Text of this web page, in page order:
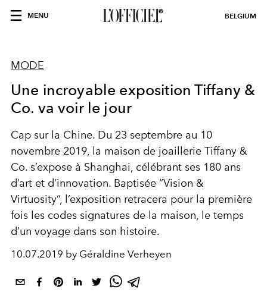
MENU BELGIUM
MODE
Une incroyable exposition Tiffany &
Co. va voir le jour
Cap sur la Chine. Du 23 septembre au 10
novembre 2019, la maison de joaillerie Tiffany &
Co. s’expose à Shanghai, célébrant ses 180 ans
d’art et d’innovation. Baptisée “Vision &
Virtuosity”, l’exposition retracera pour la première
fois les codes signatures de la maison, le temps
d’un voyage dans son histoire.
10.07.2019 by Géraldine Verheyen